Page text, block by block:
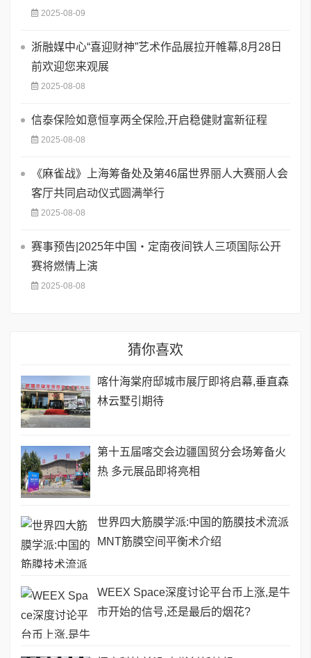
2025-08-09
浙融媒中心“喜迎财神”艺术作品展拉开帷幕,8月28日
前欢迎您来观展
2025-08-08
信泰保险如意恒享两全保险,开启稳健财富新征程
2025-08-08
《麻雀战》上海筹备处及第46届世界丽人大赛丽人会
客厅共同启动仪式圆满举行
2025-08-08
赛事预告|2025年中国・定南夜间铁人三项国际公开
赛将燃情上演
2025-08-08
猜你喜欢
喀什海棠府邸城市展厅即将启幕,垂直森
林云墅引期待
第十五届喀交会边疆国贸分会场筹备火
热 多元展品即将亮相
世界四大筋膜学派:中国的筋膜技术流派
MNT筋膜空间平衡术介绍
WEEX Space深度讨论平台币上涨,是牛
市开始的信号,还是最后的烟花?